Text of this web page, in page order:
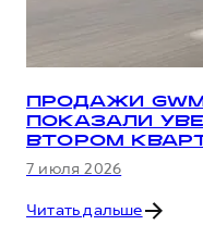
ПРОДАЖИ
ПОКАЗАЛИ
ВТОРОМ
7 июля 2026
Читать дальше